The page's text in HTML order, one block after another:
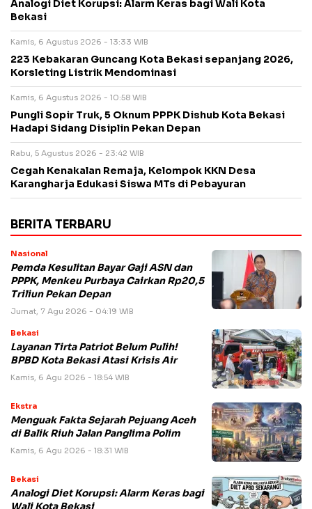
Analogi Diet Korupsi: Alarm Keras bagi Wali Kota
Bekasi
Kamis, 6 Agustus 2026 - 13:33 WIB
223 Kebakaran Guncang Kota Bekasi sepanjang 2026,
Korsleting Listrik Mendominasi
Kamis, 6 Agustus 2026 - 10:58 WIB
Pungli Sopir Truk, 5 Oknum PPPK Dishub Kota Bekasi
Hadapi Sidang Disiplin Pekan Depan
Rabu, 5 Agustus 2026 - 23:42 WIB
Cegah Kenakalan Remaja, Kelompok KKN Desa
Karangharja Edukasi Siswa MTs di Pebayuran
BERITA TERBARU
Nasional
Pemda Kesulitan Bayar Gaji ASN dan
PPPK, Menkeu Purbaya Cairkan Rp20,5
Triliun Pekan Depan
Jumat, 7 Agu 2026 - 04:19 WIB
Bekasi
Layanan Tirta Patriot Belum Pulih!
BPBD Kota Bekasi Atasi Krisis Air
Kamis, 6 Agu 2026 - 18:54 WIB
Ekstra
Menguak Fakta Sejarah Pejuang Aceh
di Balik Riuh Jalan Panglima Polim
Kamis, 6 Agu 2026 - 18:31 WIB
Bekasi
Analogi Diet Korupsi: Alarm Keras bagi